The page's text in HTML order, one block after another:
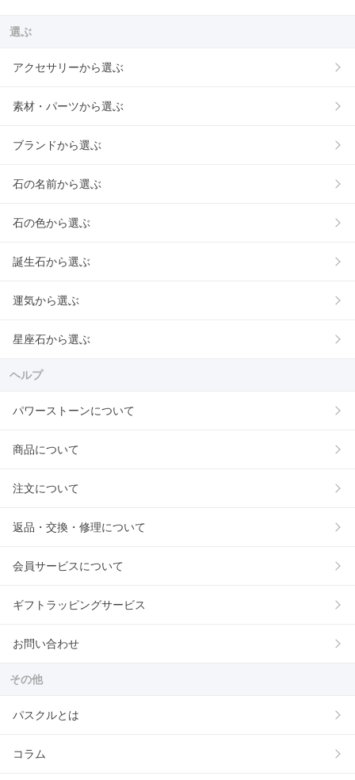
選ぶ
アクセサリーから選ぶ
素材・パーツから選ぶ
ブランドから選ぶ
石の名前から選ぶ
石の色から選ぶ
誕生石から選ぶ
運気から選ぶ
星座石から選ぶ
ヘルプ
パワーストーンについて
商品について
注文について
返品・交換・修理について
会員サービスについて
ギフトラッピングサービス
お問い合わせ
その他
パスクルとは
コラム